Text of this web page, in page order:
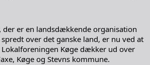
der er en landsdækkende organisation
over det ganske land, er nu ved at
Køge dækker ud over
Køge og Stevns kommune.